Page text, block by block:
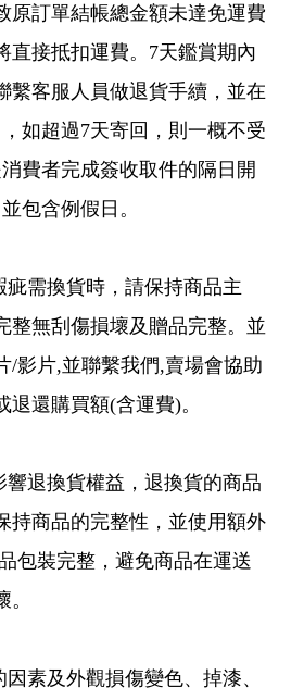
原訂單結帳總金額未達免運費
直接抵扣運費。7天鑑賞期內
繫客服人員做退貨手續，並在
如超過7天寄回，則一概不受
費者完成簽收取件的隔日開
包含例假日。
疵需換貨時，請保持商品主
整無刮傷損壞及贈品完整。並
/影片,並聯繫我們,賣場會協助
還購買額(含運費)。
響退換貨權益，退換貨的商品
持商品的完整性，並使用額外
包裝完整，避免商品在運送
素及外觀損傷變色、掉漆、